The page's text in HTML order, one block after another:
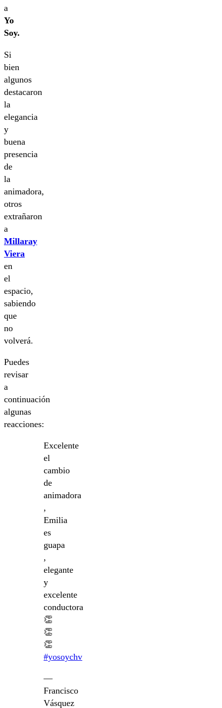
a
Yo
Soy.
Si
bien
algunos
destacaron
la
elegancia
y
buena
presencia
de
la
animadora,
otros
extrañaron
a
Millaray
Viera
en
el
espacio,
sabiendo
que
no
volverá.
Puedes
revisar
a
continuación
algunas
reacciones:
Excelente
el
cambio
de
animadora
,
Emilia
es
guapa
,
elegante
y
excelente
conductora
👏
👏
👏
#yosoychv
—
Francisco
Vásquez